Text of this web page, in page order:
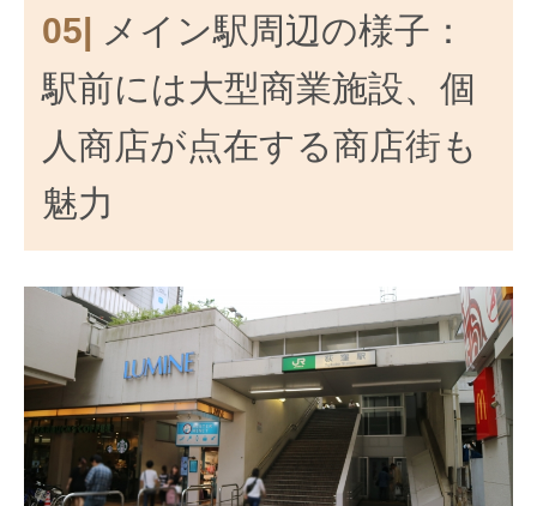
05| メイン駅周辺の様子：
駅前には大型商業施設、個
人商店が点在する商店街も
魅力